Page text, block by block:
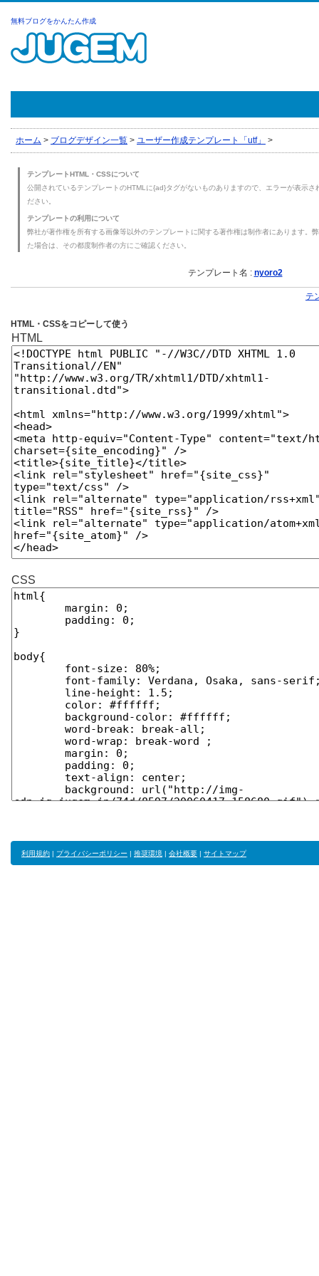
無料ブログをかんたん作成
ホーム > ブログデザイン一覧 > ユーザー作成テンプレート「utf」 >
テンプレートHTML・CSSについて
公開されているテンプレートのHTMLに{ad}タグがないものありますので、エラーが表示
ださい。
テンプレートの利用について
弊社が著作権を所有する画像等以外のテンプレートに関する著作権は制作者にあります。
た場合は、その都度制作者の方にご確認ください。
テンプレート名 : nyoro2
テ
HTML・CSSをコピーして使う
HTML
CSS
利用規約 | プライバシーポリシー | 推奨環境 | 会社概要 | サイトマップ